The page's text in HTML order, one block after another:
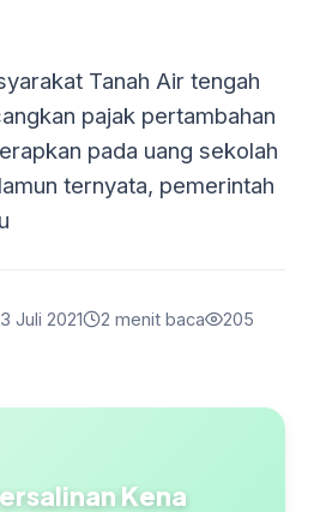
Tanah Air tengah
pajak pertambahan
pada uang sekolah
ternyata, pemerintah
Juli 2021 2 menit baca 205
Kena